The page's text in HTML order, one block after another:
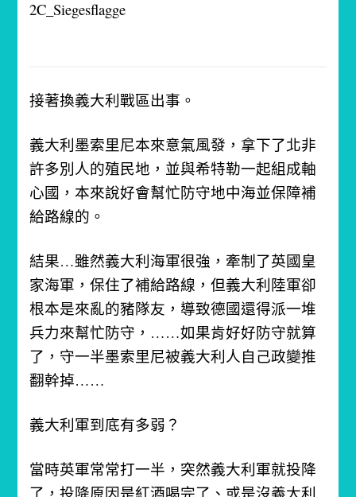
接著換義大利戰區出事。
義大利墨索里尼本來意氣風發，拿下了北非
許多別人的殖民地，並與希特勒一起組成軸
心國，本來說好會幫忙防守地中海並保障補
給路線的。
結果…雖然義大利海軍很強，牽制了英國皇
家海軍，保住了補給路線，但義大利陸軍卻
根本是來亂的豬隊友，導致德國還得派一堆
兵力來幫忙防守，……如果肯好好防守就算
了，守一半墨索里尼被義大利人自己政變推
翻幹掉……
義大利軍到底有多弱？
當時英軍常常打一半，突然義大利軍就投降
了，投降原因是紅酒喝完了、或是沒義大利